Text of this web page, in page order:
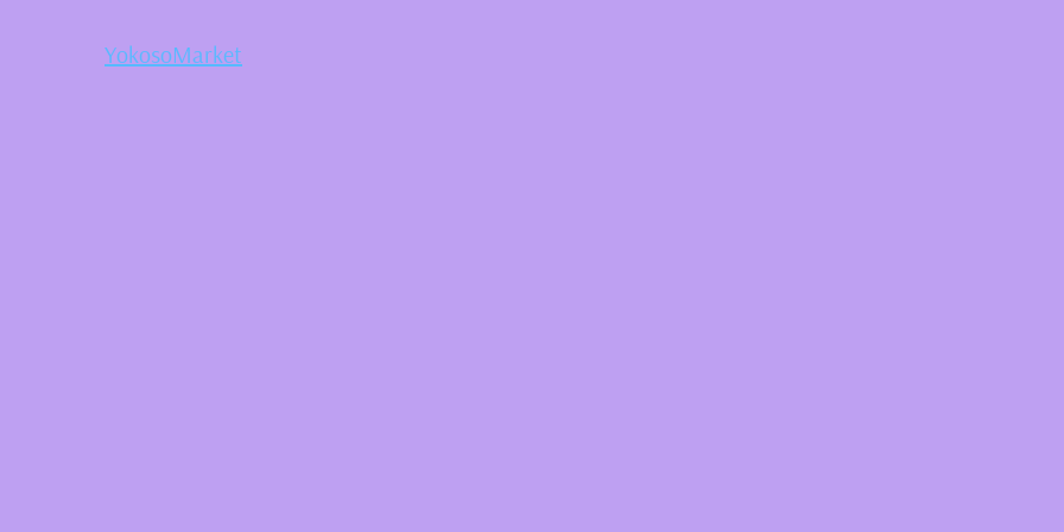
YokosoMarket